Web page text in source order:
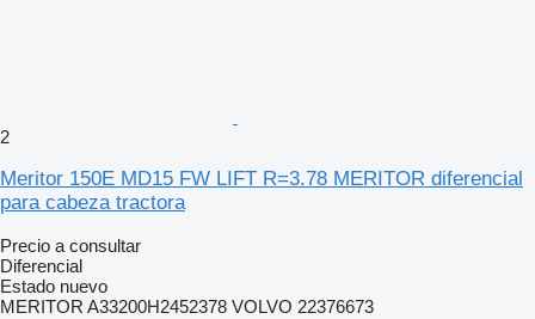
2
Meritor 150E MD15 FW LIFT R=3.78 MERITOR diferencial
para cabeza tractora
Precio a consultar
Diferencial
Estado nuevo
MERITOR A33200H2452378 VOLVO 22376673